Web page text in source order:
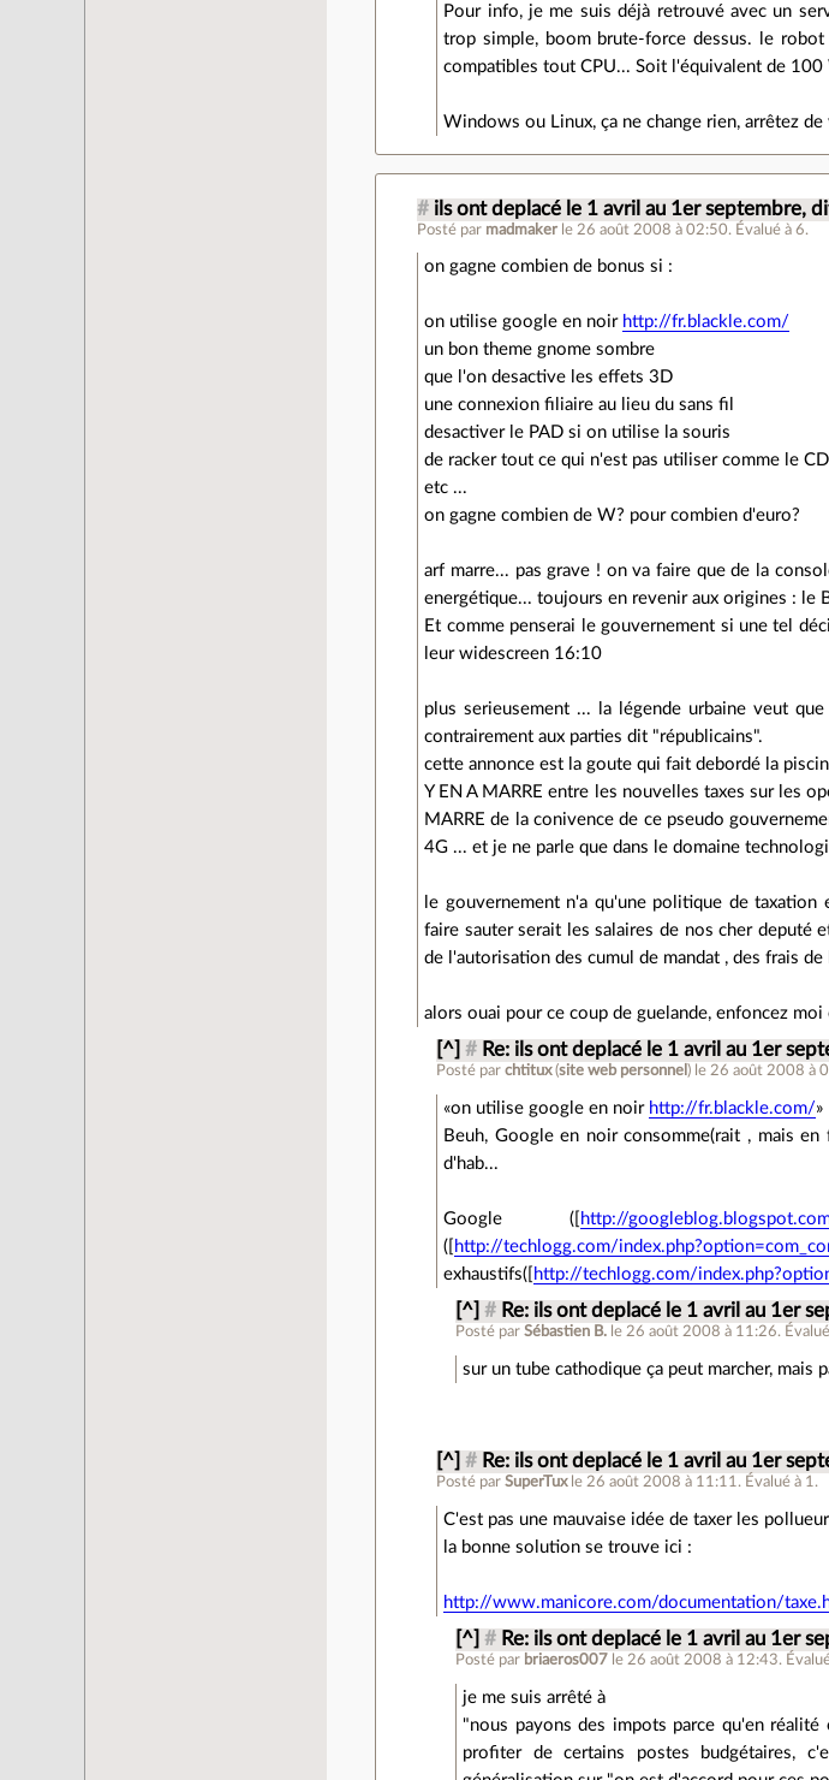
Pour info, je me suis déjà retrouvé avec un
trop simple, boom brute-force dessus. le
compatibles tout CPU... Soit l'équivalent de
Windows ou Linux, ça ne change rien, arrêtez
# ils ont deplacé le 1 avril au 1er septembre,
Posté par madmaker le 26 août 2008 à 02:50. Évalué à6.
on gagne combien de bonus si :
on utilise google en noir http://fr.blackle.com/
un bon theme gnome sombre
que l'on desactive les effets 3D
une connexion filiaire au lieu du sans fil
desactiver le PAD si on utilise la souris
de racker tout ce qui n'est pas utiliser comme le
etc ...
on gagne combien de W? pour combien d'euro?
arf marre... pas grave ! on va faire que de la
energétique... toujours en revenir aux origines : le
Et comme penserai le gouvernement si une tel
leur widescreen 16:10
plus serieusement ... la légende urbaine veut
contrairement aux parties dit "républicains".
cette annonce est la goute qui fait debordé la
Y EN A MARRE entre les nouvelles taxes sur les
MARRE de la conivence de ce pseudo
4G ... et je ne parle que dans le domaine
le gouvernement n'a qu'une politique de
faire sauter serait les salaires de nos cher deputé
de l'autorisation des cumul de mandat , des frais de
alors ouai pour ce coup de guelande, enfoncez
[^] # Re: ils ont deplacé le 1 avril au 1er
Posté parchtitux(site web personnel ) le 26 août 2008 à
on utilise google en noir http://fr.blackle.com/
Beuh, Google en noir consomme(rait , mais
d'hab...
Google ([ http://
([ http://techlogg.com/
exhaustifs([ http://techlogg.com/
[^] # Re: ils ont deplacé le 1 avril au 1er
Posté parSébastien B. le 26 août 2008 à 11:26.
sur un tube cathodique ça peut marcher, mais
[^] # Re: ils ont deplacé le 1 avril au 1er
Posté parSuperTux le 26 août 2008 à 11:11 . Évalué à 1 .
C'est pas une mauvaise idée de taxer les
la bonne solution se trouve ici :
http://www.manicore.com/documentation/
[^] # Re: ils ont deplacé le 1 avril au 1er
Posté par briaeros007 le 26 août 2008 à 12:43.
je me suis arrêté à
"nous payons des impots parce qu'en
profiter de certains postes budgétaires,